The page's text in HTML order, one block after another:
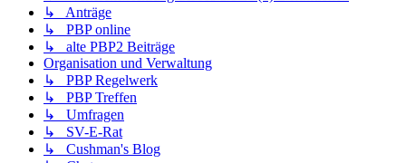
↳ Anträge
↳ PBP online
↳ alte PBP2 Beiträge
Organisation und Verwaltung
↳ PBP Regelwerk
↳ PBP Treffen
↳ Umfragen
↳ SV-E-Rat
↳ Cushman's Blog